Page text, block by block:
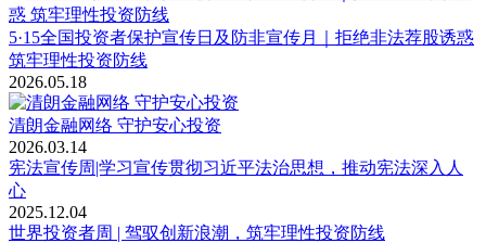
5·15全国投资者保护宣传日及防非宣传月｜拒绝非法荐股诱惑
筑牢理性投资防线
2026.05.18
清朗金融网络 守护安心投资
2026.03.14
宪法宣传周|学习宣传贯彻习近平法治思想，推动宪法深入人
心
2025.12.04
世界投资者周 | 驾驭创新浪潮，筑牢理性投资防线